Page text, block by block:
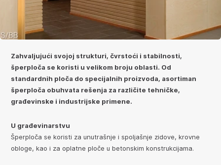
Zahvaljujući svojoj strukturi, čvrstoći i stabilnosti,
šperploča se koristi u velikom broju oblasti. Od
standardnih ploča do specijalnih proizvoda, asortiman
šperploča obuhvata rešenja za različite tehničke,
građevinske i industrijske primene.
U građevinarstvu
Šperploča se koristi za unutrašnje i spoljašnje zidove, krovne
obloge, kao i za oplatne ploče u betonskim konstrukcijama.